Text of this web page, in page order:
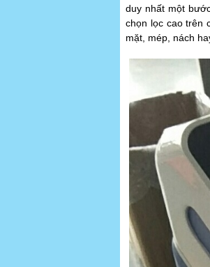
duy nhất một
chọn lọc cao trên
mặt, mép, nách